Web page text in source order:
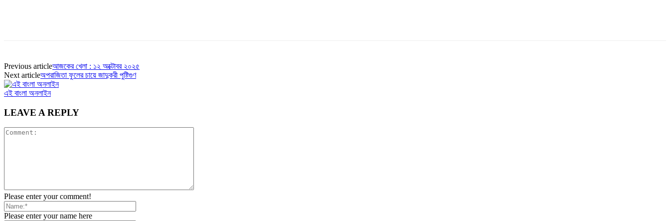
Previous articleআজকের খেলা : ১২ অক্টোবর ২০২৫
Next articleঅপরাজিতা ফুলের চায়ে জাদুকরী পুষ্টিগুণ
এই বাংলা অনলাইন
LEAVE A REPLY
Please enter your comment!
Please enter your name here